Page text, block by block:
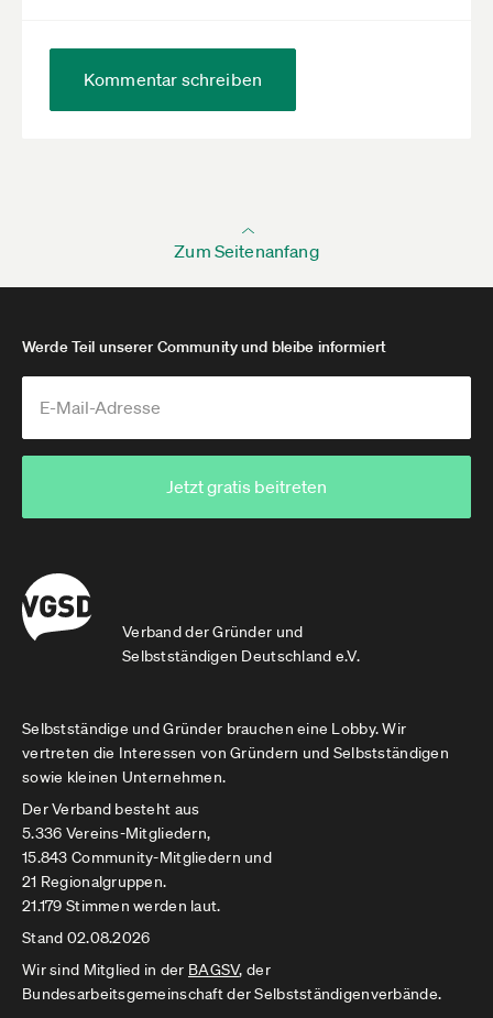
Kommentar schreiben
Zum Seitenanfang
Verband der Gründer und
Selbstständigen Deutschland e.V.
Werde Teil unserer Community und bleibe informiert
Jetzt gratis beitreten
Selbstständige und Gründer brauchen eine Lobby. Wir
vertreten die Interessen von Gründern und Selbstständigen
sowie kleinen Unternehmen.
Der Verband besteht aus
5.336 Vereins-Mitgliedern,
15.843 Community-Mitgliedern und
21 Regionalgruppen.
21.179 Stimmen werden laut.
Stand 02.08.2026
Wir sind Mitglied in der BAGSV, der
Bundesarbeitsgemeinschaft der Selbstständigenverbände.